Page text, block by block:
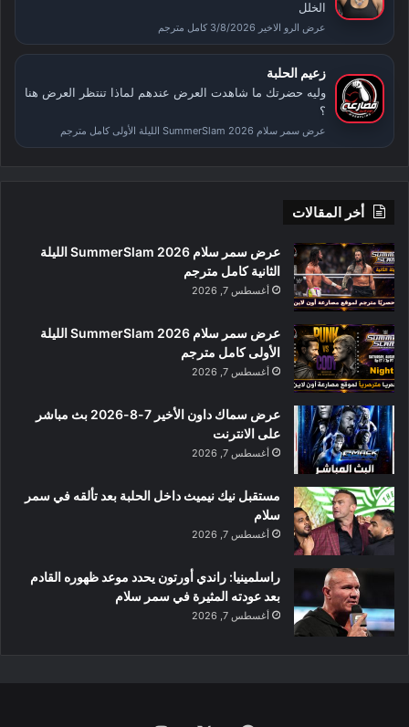
الخلل
عرض الرو الاخير 3/8/2026 كامل مترجم
زعيم الحلبة
وليه حضرتك ما شاهدت العرض عندهم لماذا تنتظر العرض هنا
؟
عرض سمر سلام SummerSlam 2026 الليلة الأولى كامل مترجم
أخر المقالات
عرض سمر سلام SummerSlam 2026 الليلة
الثانية كامل مترجم
أغسطس 7, 2026
عرض سمر سلام SummerSlam 2026 الليلة
الأولى كامل مترجم
أغسطس 7, 2026
عرض سماك داون الأخير 7-8-2026 بث مباشر
على الانترنت
أغسطس 7, 2026
مستقبل نيك نيميث داخل الحلبة بعد تألقه في سمر
سلام
أغسطس 7, 2026
راسلمينيا: راندي أورتون يحدد موعد ظهوره القادم
بعد عودته المثيرة في سمر سلام
أغسطس 7, 2026